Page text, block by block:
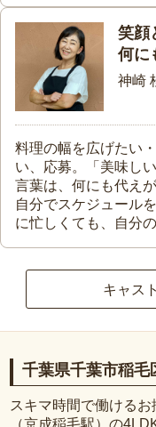
笑顔
何に
神崎
料理の幅を広げたい
い、応募。「美味し
言葉は、何にも代え
自分でスケジュール
に忙しくても、自分
キャス
千葉県千葉市稲毛
スキマ時間で働ける
（京成稲毛駅）の